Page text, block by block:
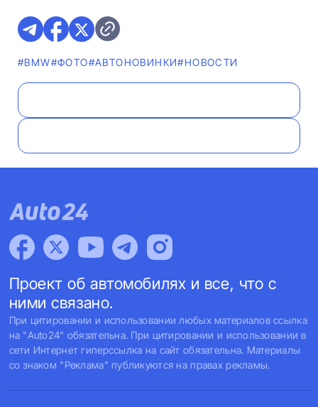
#BMW#ФОТО#AВТОНОВИНКИ#НОВОСТИ
Проект об автомобилях и все, что с
ними связано.
При цитировании и использовании любых материалов ссылка
на "Auto24" обязательна. При цитировании и использовании в
сети Интернет гиперссылка на сайт обязательна. Материалы
со знаком "Реклама" публикуются на правах рекламы.